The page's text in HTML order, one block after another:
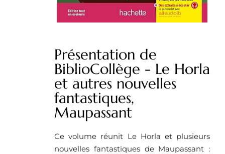
Présentation de
BiblioCollège - Le Horla
et autres nouvelles
fantastiques,
Maupassant
Ce volume réunit Le Horla et plusieurs
nouvelles fantastiques de Maupassant :